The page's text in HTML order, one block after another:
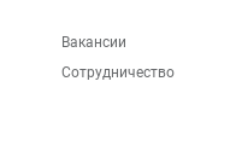
Вакансии
Сотрудничество